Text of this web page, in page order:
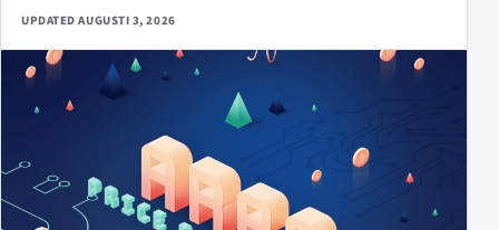
UPDATED AUGUSTI 3, 2026